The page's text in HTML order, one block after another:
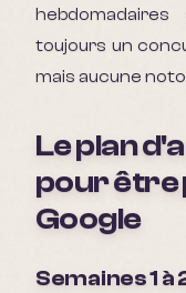
toujours un
mais aucune
Le plan
pour être
Google
Semaines 1